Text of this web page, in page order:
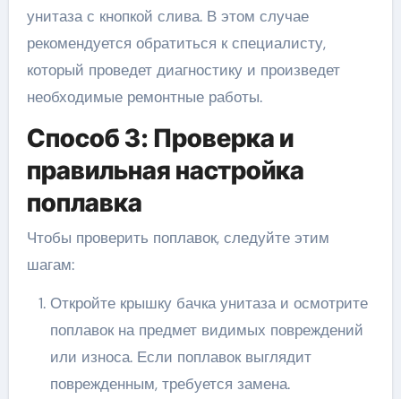
унитаза с кнопкой слива. В этом случае
рекомендуется обратиться к специалисту,
который проведет диагностику и произведет
необходимые ремонтные работы.
Способ 3: Проверка и
правильная настройка
поплавка
Чтобы проверить поплавок, следуйте этим
шагам:
Откройте крышку бачка унитаза и осмотрите
поплавок на предмет видимых повреждений
или износа. Если поплавок выглядит
поврежденным, требуется замена.